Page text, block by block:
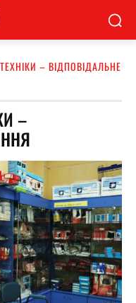
– ВІДПОВІДАЛЬНЕ
–